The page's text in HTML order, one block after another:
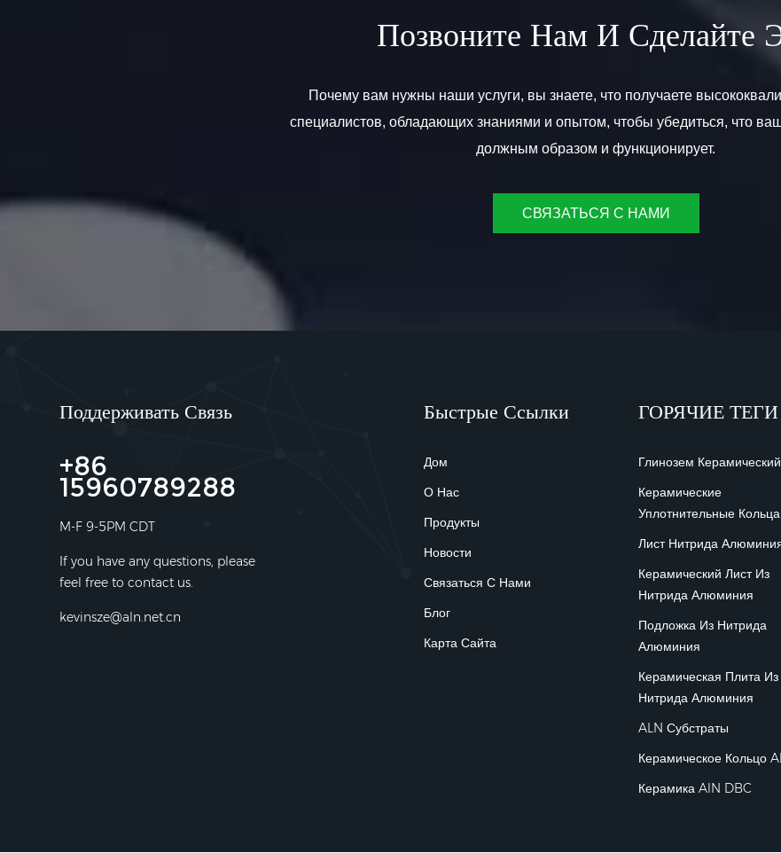
Позвоните Нам И Сделайте
Почему вам нужны наши услуги, вы знаете, что получаете
специалистов, обладающих знаниями и опытом, чтобы убедиться, что
должным образом и функционирует.
СВЯЗАТЬСЯ С НАМИ
Поддерживать Связь
+86
15960789288
M-F 9-5PM CDT
If you have any questions, please
feel free to contact us.
kevinsze@aln.net.cn
Быстрые Ссылки
Дом
О Нас
Продукты
Новости
Связаться С Нами
Блог
Карта Сайта
ГОРЯЧИЕ ТЕГИ
Глинозем Керамический
Керамические
Уплотнительные Кольца
Лист Нитрида
Керамический Лист Из
Нитрида Алюминия
Подложка Из Нитрида
Алюминия
Керамическая Плита Из
Нитрида Алюминия
ALN Субстраты
Керамическое Кольцо
Керамика AlN DBC